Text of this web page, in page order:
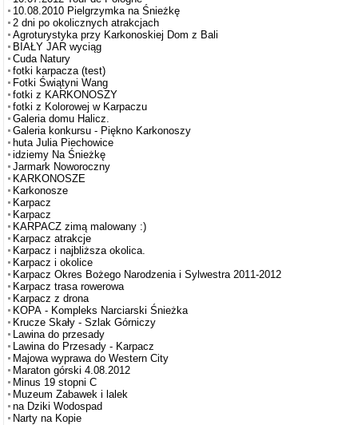
10.08.2010 Pielgrzymka na Śnieżkę
2 dni po okolicznych atrakcjach
Agroturystyka przy Karkonoskiej Dom z Bali
BIAŁY JAR wyciąg
Cuda Natury
fotki karpacza (test)
Fotki Świątyni Wang
fotki z KARKONOSZY
fotki z Kolorowej w Karpaczu
Galeria domu Halicz.
Galeria konkursu - Piękno Karkonoszy
huta Julia Piechowice
idziemy Na Śnieżkę
Jarmark Noworoczny
KARKONOSZE
Karkonosze
Karpacz
Karpacz
KARPACZ zimą malowany :)
Karpacz atrakcje
Karpacz i najbliższa okolica.
Karpacz i okolice
Karpacz Okres Bożego Narodzenia i Sylwestra 2011-2012
Karpacz trasa rowerowa
Karpacz z drona
KOPA - Kompleks Narciarski Śnieżka
Krucze Skały - Szlak Górniczy
Lawina do przesady
Lawina do Przesady - Karpacz
Majowa wyprawa do Western City
Maraton górski 4.08.2012
Minus 19 stopni C
Muzeum Zabawek i lalek
na Dziki Wodospad
Narty na Kopie